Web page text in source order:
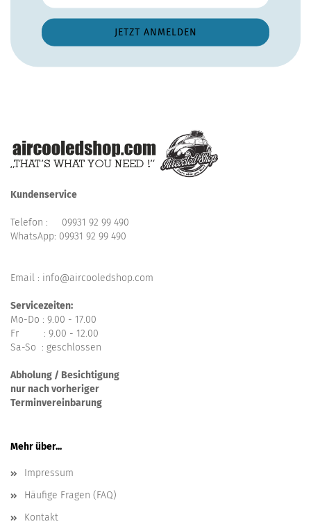
Kundenservice
Telefon : 09931 92 99 490
WhatsApp: 09931 92 99 490
Email : info@aircooledshop.com
Servicezeiten:
Mo-Do : 9.00 - 17.00
Fr : 9.00 - 12.00
Sa-So : geschlossen
Abholung / Besichtigung
nur nach vorheriger
Terminvereinbarung
Mehr über...
Impressum
Häufige Fragen (FAQ)
Kontakt